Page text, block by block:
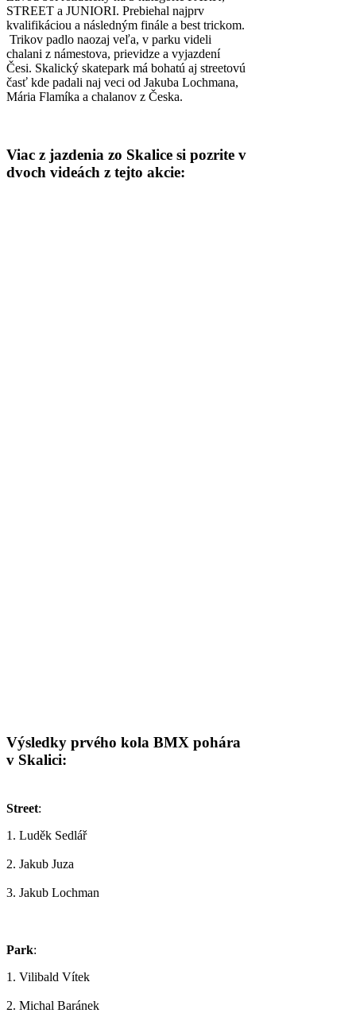
STREET a JUNIORI. Prebiehal najprv
kvalifikáciou a následným finále a best trickom.
Trikov padlo naozaj veľa, v parku videli
chalani z námestova, prievidze a vyjazdení
Česi. Skalický skatepark má bohatú aj streetovú
časť kde padali naj veci od Jakuba Lochmana,
Mária Flamíka a chalanov z Česka.
Viac z jazdenia zo Skalice si pozrite v
dvoch videách z tejto akcie:
Výsledky prvého kola BMX pohára
v Skalici:
Street:
1. Luděk Sedlář
2. Jakub Juza
3. Jakub Lochman
Park:
1. Vilibald Vítek
2. Michal Baránek